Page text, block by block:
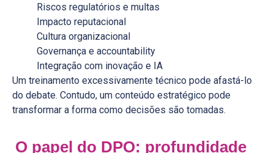
Riscos regulatórios e multas
Impacto reputacional
Cultura organizacional
Governança e accountability
Integração com inovação e IA
Um treinamento excessivamente técnico pode afastá-lo
do debate. Contudo, um conteúdo estratégico pode
transformar a forma como decisões são tomadas.
O papel do DPO: profundidade